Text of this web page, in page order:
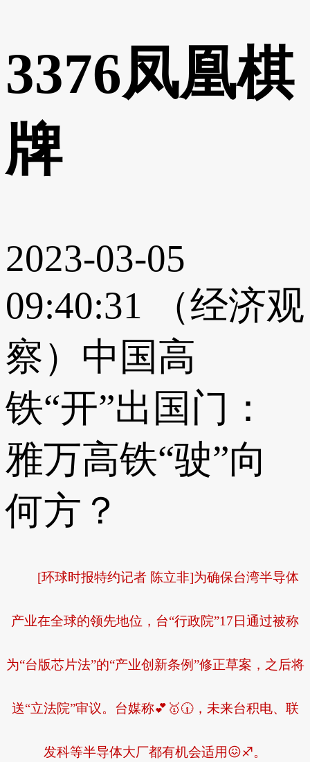
3376凤凰棋
牌
2023-03-05
09:40:31
（经济观
察）中国高
铁“开”出国门：
雅万高铁“驶”向
何方？
[环球时报特约记者 陈立非]为确保台湾半导体
产业在全球的领先地位，台“行政院”17日通过被称
为“台版芯片法”的“产业创新条例”修正草案，之后将
送“立法院”审议。台媒称💕🥇🕡，未来台积电、联
发科等半导体大厂都有机会适用😖♐。